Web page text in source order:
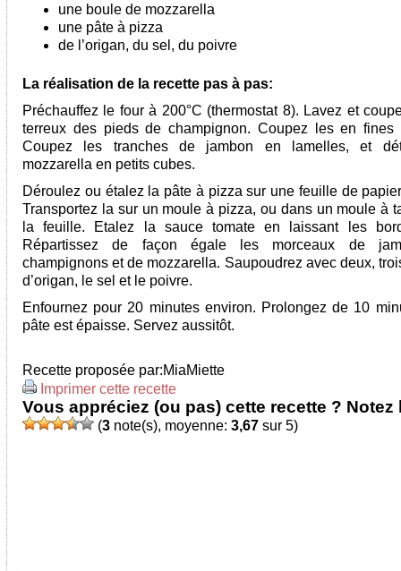
une boule de mozzarella
une pâte à pizza
de l’origan, du sel, du poivre
La réalisation de la recette pas à pas:
Préchauffez le four à 200°C (thermostat 8). Lavez et
terreux des pieds de champignon. Coupez les en fines
Coupez les tranches de jambon en lamelles, et
mozzarella en petits cubes.
Déroulez ou étalez la pâte à pizza sur une feuille de
Transportez la sur un moule à pizza, ou dans un moule à
la feuille. Etalez la sauce tomate en laissant les
Répartissez de façon égale les morceaux de
champignons et de mozzarella. Saupoudrez avec deux,
d’origan, le sel et le poivre.
Enfournez pour 20 minutes environ. Prolongez de 10
pâte est épaisse. Servez aussitôt.
Recette proposée par:MiaMiette
Imprimer cette recette
Vous appréciez (ou pas) cette recette ? Notez
(3 note(s), moyenne: 3,67 sur 5)